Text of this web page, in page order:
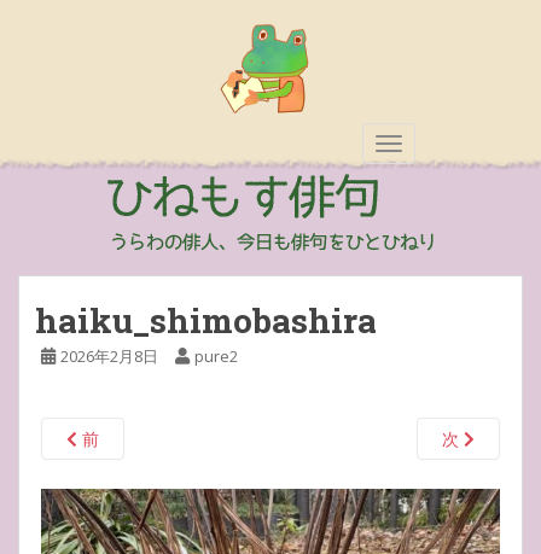
TOGGLE
haiku_shimobashira
2026年2月8日 pure2
前 次